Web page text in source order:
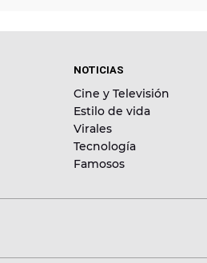
NOTICIAS
Cine y Televisión
Estilo de vida
Virales
Tecnología
Famosos